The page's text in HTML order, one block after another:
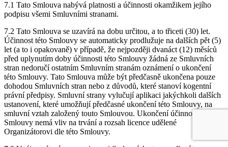
7.1 Tato Smlouva nabývá platnosti a účinnosti okamžikem jejího
podpisu všemi Smluvními stranami.
7.2 Tato Smlouva se uzavírá na dobu určitou, a to třiceti (30) let.
Účinnost této Smlouvy se automaticky prodlužuje na dalších pět (5)
let (a to i opakovaně) v případě, že nejpozději dvanáct (12) měsíců
před uplynutím doby účinnosti této Smlouvy žádná ze Smluvních
stran nedoručí ostatním Smluvním stranám oznámení o ukončení
této Smlouvy. Tato Smlouva může být předčasně ukončena pouze
dohodou Smluvních stran nebo z důvodů, které stanoví kogentní
právní předpisy. Smluvní strany vylučují aplikaci jakýchkoli dalších
ustanovení, které umožňují předčasné ukončení této Smlouvy, na
smluvní vztah založený touto Smlouvou. Ukončení účinnosti této
Smlouvy nemá vliv na trvání a rozsah licence udělené
Organizátorovi dle této Smlouvy.